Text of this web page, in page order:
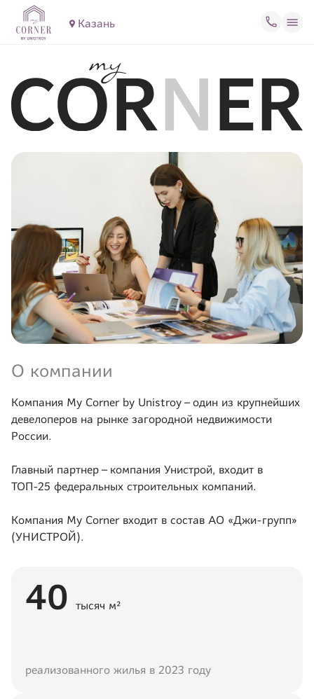
Казань
О компании
Компания My Corner by Unistroy – один из крупнейших
девелоперов на рынке загородной недвижимости
России.
Главный партнер – компания Унистрой, входит в
ТОП-25 федеральных строительных компаний.
Компания My Corner входит в состав АО «Джи-групп»
(УНИСТРОЙ).
40 тысяч м²
реализованного жилья в 2023 году